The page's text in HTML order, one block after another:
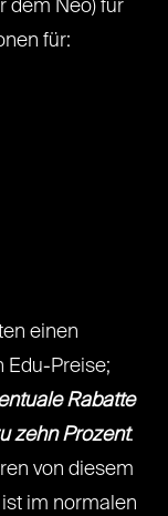
dem Neo) für
für:
einen
Edu-Preise;
Rabatte
zehn Prozent.
von diesem
im normalen